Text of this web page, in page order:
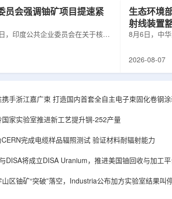
员会强调铀矿项目提速紧
，印度公共企业委员会在关于核电
翻倍，但委员会认为该时间表偏晚
料战略敏感期。目前PHWR机组约
约5400吨，UCIL仅能满足约
速国产与多元化供应降低进口依
持UCIL与NTPC组建合资企业参股
生态环境
射线装置
8月6日，中
将各省级生
置、放射源
告发布的汇
2026-08-07
携手浙江嘉广束 打造国内首套全自主电子束固化卷钢
国家实验室推进新工艺提升锎-252产量
CERN完成电缆样品辐照测试 验证材料耐辐射能力
DISA将成立DISA Uranium，推进美国铀回收与加工
区铀矿“突破”落空，Industria公布加方实验室结果叫